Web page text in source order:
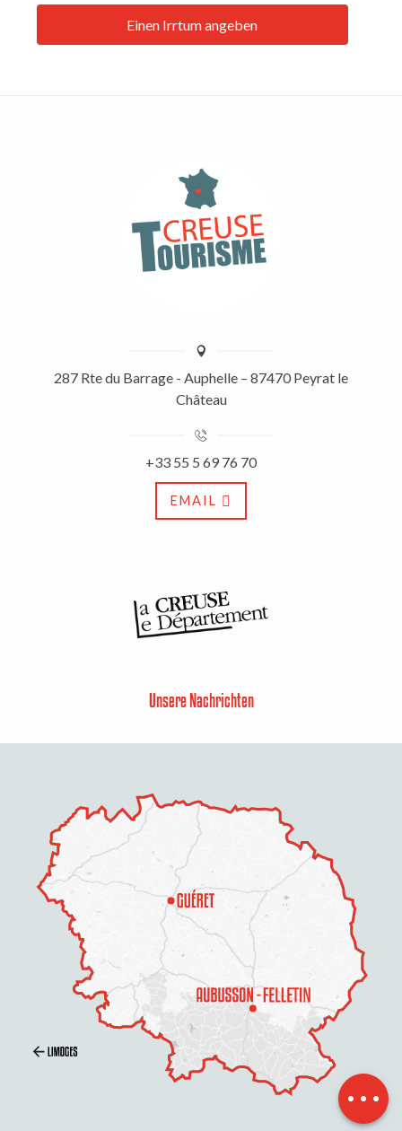
Per E-Mail
kontaktieren
Einen Irrtum angeben
287 Rte du Barrage - Auphelle – 87470 Peyrat le
Château
+33 55 5 69 76 70
EMAIL
Unsere Nachrichten